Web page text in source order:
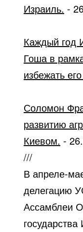
Израиль. -
Каждый год
Гоша в
избежать
Соломон
развитию
Киевом. -
///
В апреле-
делегацию
Ассамблеи